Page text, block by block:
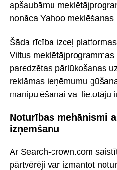
apšaubāmu
nonāca Yahoo meklēšanas
Šāda rīcība izceļ
Viltus meklētājprogrammas
paredzētas pārlūkošanas
reklāmas ieņēmumu
manipulēšanai vai lietotāju
Noturības mehānismi
izņemšanu
Ar Search-crown.com
pārtvērēji var izmantot